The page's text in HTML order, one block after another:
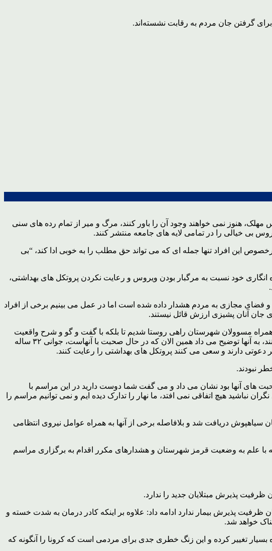
هنوز نمی خواهند وجود آن را باور کنند، مرگ و میر از تمام رده های سنی
بی خیالی را در تمامی لایه های جامعه منتشر کنند.
این افراد تنها جمله ای که می تواند حق مطلب را به خوبی ادا کند، “بی
انگاری خود نسبت به مرگبار بودن ویروس و رعایت نکردن پروتکل های بهداشتی،
مجازی به مردم هشدار داده شده است اما در عمل می بینیم برخی از افراد
جان آنان پشیزی ارزش قائل نیستند.
مسوولان شهرستان راهی روستا شدیم تا بلکه با گفت و گو و شرح واقعیت
های کرونا مانع از برگزاری آن شود، دکتر میثم اکبری رییس مرکز بهداشت خاضعانه از بانیان مراسم می خواست آن را لغو کنند، به آنها توضیح می داد همین الان که در حال صحبت با آنهاست، جوانی ۳۲ ساله
آنها بود نشان می داد و می گفت شما دوست دارید در این مراسم با
نباشید هیچ اتفاقی نمی افتد، ما نهار را تدارک دیده ایم و نمی توانیم مراسم را
دریافت شد و بلافاصله برخی از آنها به همراه عوامل نیروی انتظامی
با علم به وضعیت قرمز شهرستان و هشدارهای مکرر اقدام به برگزاری مراسم
پذیرش مبتلایان جدید را ندارد.
پذیرش بیمار ندارد ادامه داد: علاوه بر اینکه کادر درمان به شدت خسته و
خواهد شد.
بسیار تغییر کرده و این زنگ خطری جدی برای مردمی است که کرونا را آنگونه که